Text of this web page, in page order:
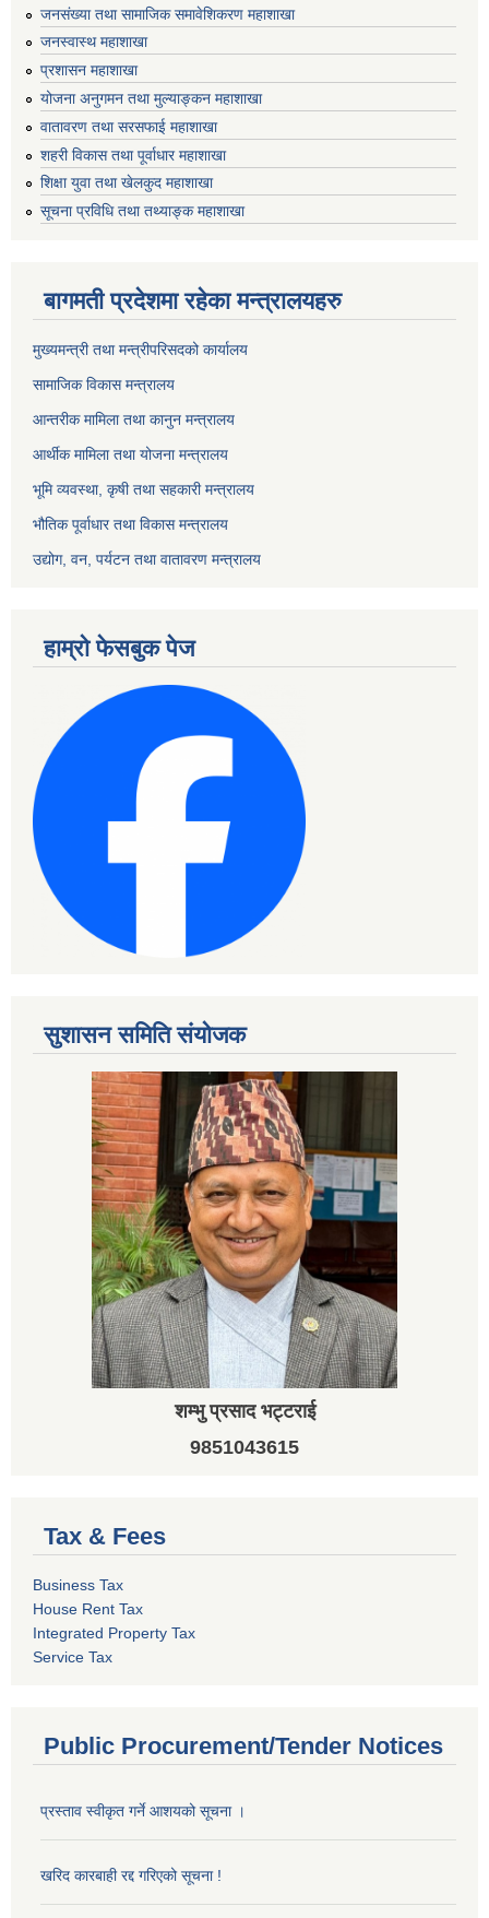
जनसंख्या तथा सामाजिक समावेशिकरण महाशाखा
जनस्वास्थ महाशाखा
प्रशासन महाशाखा
योजना अनुगमन तथा मुल्याङ्कन महाशाखा
वातावरण तथा सरसफाई महाशाखा
शहरी विकास तथा पूर्वाधार महाशाखा
शिक्षा युवा तथा खेलकुद महाशाखा
सूचना प्रविधि तथा तथ्याङ्क महाशाखा
बागमती प्रदेशमा रहेका मन्त्रालयहरु
मुख्यमन्त्री तथा मन्त्रीपरिसदको कार्यालय
सामाजिक विकास मन्त्रालय
आन्तरीक मामिला तथा कानुन मन्त्रालय
आर्थीक मामिला तथा योजना मन्त्रालय
भूमि व्यवस्था, कृषी तथा सहकारी मन्त्रालय
भौतिक पूर्वाधार तथा विकास मन्त्रालय
उद्योग, वन, पर्यटन तथा वातावरण मन्त्रालय
हाम्रो फेसबुक पेज
सुशासन समिति संयोजक
शम्भु प्रसाद भट्टराई
9851043615
Tax & Fees
Business Tax
House Rent Tax
Integrated Property Tax
Service Tax
Public Procurement/Tender Notices
प्रस्ताव स्वीकृत गर्ने आशयको सूचना ।
खरिद कारबाही रद्द गरिएको सूचना !